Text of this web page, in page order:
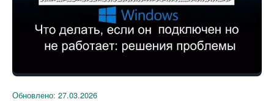
Обновлено: 27.03.2026